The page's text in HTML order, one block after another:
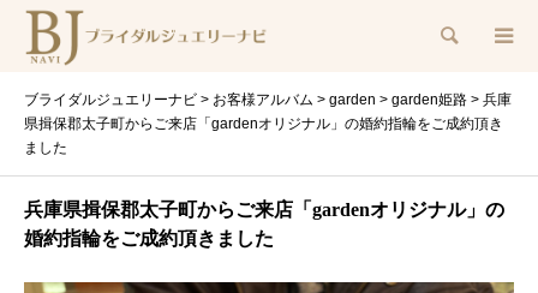
検索
ブライダルジュエリーナビ > お客様アルバム > garden > garden姫路 > 兵庫
県揖保郡太子町からご来店「gardenオリジナル」の婚約指輪をご成約頂き
ました
兵庫県揖保郡太子町からご来店「gardenオリジナル」の
婚約指輪をご成約頂きました